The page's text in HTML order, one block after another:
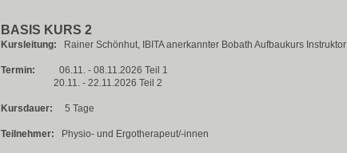
BASIS KURS 2
Kursleitung: Rainer Schönhut, IBITA anerkannter Bobath Aufbaukurs Instruktor
Termin: 06.11. - 08.11.2026 Teil 1
20.11. - 22.11.2026 Teil 2
Kursdauer: 5 Tage
Teilnehmer: Physio- und Ergotherapeut/-innen